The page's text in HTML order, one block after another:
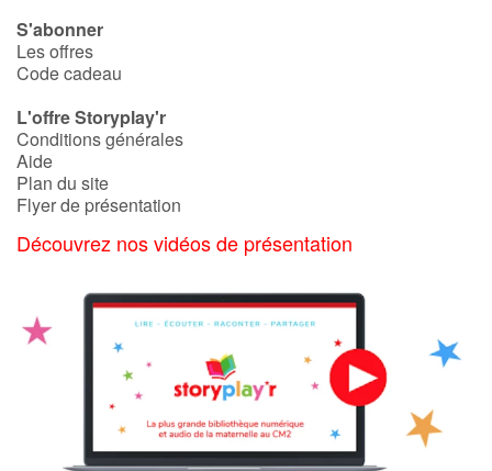
S'abonner
Les offres
Code cadeau
L'offre Storyplay'r
Conditions générales
Aide
Plan du site
Flyer de présentation
Découvrez nos vidéos de présentation